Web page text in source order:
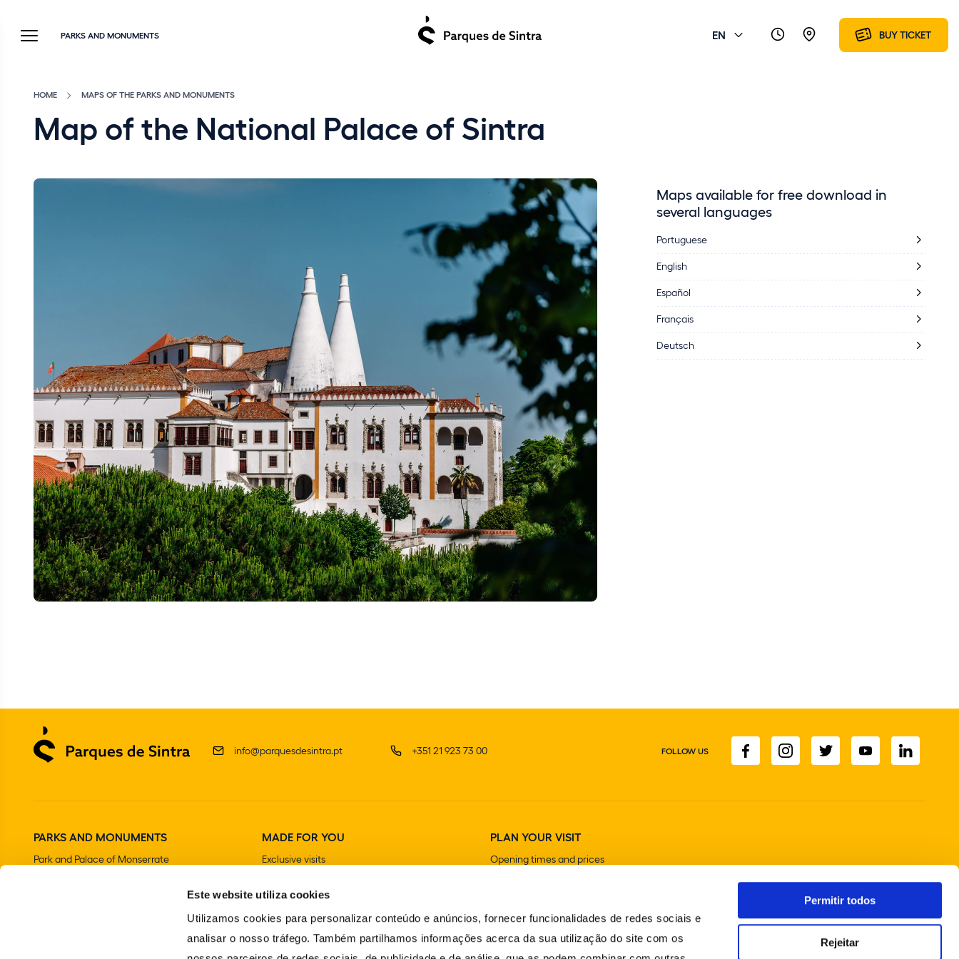
Este website utiliza cookies
Utilizamos cookies para personalizar conteúdo e anúncios, fornecer funcionalidades de redes sociais e
analisar o nosso tráfego. Também partilhamos informações acerca da sua utilização do site com os
Permitir todos
Rejeitar
PARKS AND MONUMENTS EN BUY TICKET
HOME MAPS OF THE PARKS AND MONUMENTS
Map of the National Palace of Sintra
Maps available for free download in
several languages
Portuguese
English
Español
Français
Deutsch
info@parquesdesintra.pt +351 21 923 73 00 FOLLOW US
PARKS AND MONUMENTS
Park and Palace of Monserrate
MADE FOR YOU
Exclusive visits
PLAN YOUR VISIT
Opening times and prices
Stores
Cafeterias and Restaurants